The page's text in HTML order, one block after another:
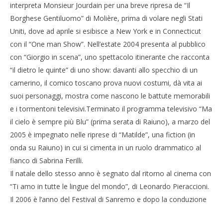
interpreta Monsieur Jourdain per una breve ripresa de “Il
Borghese Gentiluomo” di Molière, prima di volare negli Stati
Uniti, dove ad aprile si esibisce a New York e in Connecticut
con il “One man Show”. Nell’estate 2004 presenta al pubblico
con “Giorgio in scena”, uno spettacolo itinerante che racconta
“il dietro le quinte” di uno show: davanti allo specchio di un
camerino, il comico toscano prova nuovi costumi, dà vita ai
suoi personaggi, mostra come nascono le battute memorabili
e i tormentoni televisivi.Terminato il programma televisivo “Ma
il cielo è sempre più Blu” (prima serata di Raiuno), a marzo del
2005 è impegnato nelle riprese di “Matilde”, una fiction (in
onda su Raiuno) in cui si cimenta in un ruolo drammatico al
fianco di Sabrina Ferilli.
Il natale dello stesso anno è segnato dal ritorno al cinema con
“Ti amo in tutte le lingue del mondo”, di Leonardo Pieraccioni.
Il 2006 è l’anno del Festival di Sanremo e dopo la conduzione